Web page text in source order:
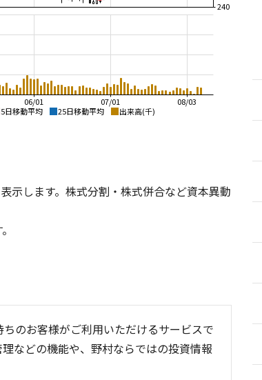
5日移動平均 25日移動平均 出来高(千)
08/03
07/01
06/01
240
1,000
1,500
示します。株式分割・株式併合など資本異動
のお客様がご利用いただけるサービスで
などの機能や、野村ならではの投資情報